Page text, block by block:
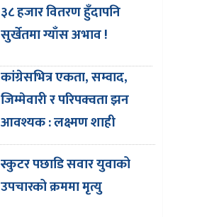
३८ हजार वितरण हुँदापनि
सुर्खेतमा ग्याँस अभाव !
कांग्रेसभित्र एकता, सम्वाद,
जिम्मेवारी र परिपक्वता झन
आवश्यक : लक्ष्मण शाही
स्कुटर पछाडि सवार युवाको
उपचारको क्रममा मृत्यु